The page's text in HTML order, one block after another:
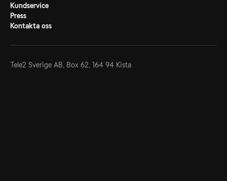
Kundservice
Press
Kontakta oss
Tele2 Sverige AB, Box 62, 164 94 Kista